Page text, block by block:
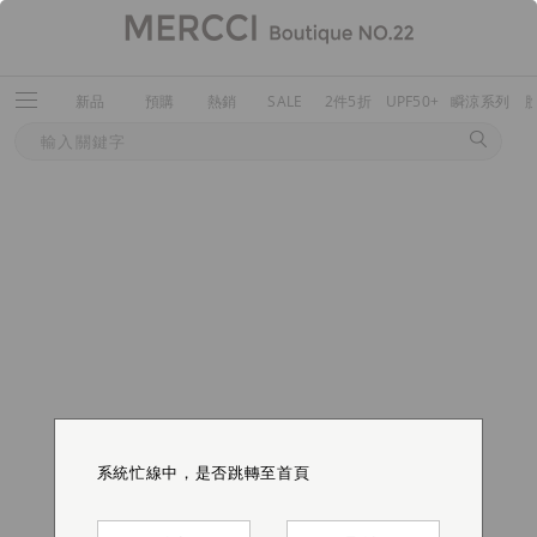
新品 預購 熱銷 SALE 2件5折 UPF50+ 瞬涼系列
系統忙線中，是否跳轉至首頁
系統忙線中，是否跳轉至首頁
系統忙線中，是否跳轉至首頁
系統忙線中，是否跳轉至首頁
系統忙線中，是否跳轉至首頁